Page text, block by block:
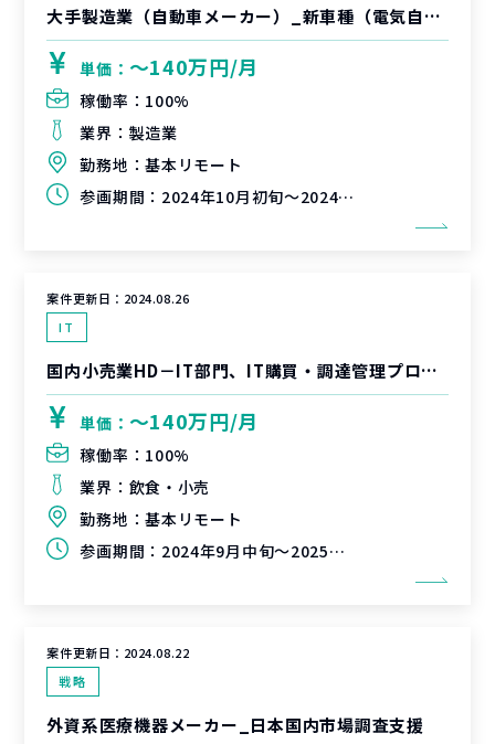
大手製造業（自動車メーカー）_新車種（電気自動車）生産プロジェクト
単価： 〜140万円/月
稼働率： 100%
業界： 製造業
勤務地：基本リモート
参画期間： 2024年10月初旬～2024年12月末（延長可能性有）
案件更新日： 2024.08.26
IT
国内小売業HD－IT部門、IT購買・調達管理プロセス改善支援
単価： 〜140万円/月
稼働率： 100%
業界： 飲食・小売
勤務地：基本リモート
参画期間： 2024年9月中旬～2025年2月末（延長可能性有）
案件更新日： 2024.08.22
戦略
外資系医療機器メーカー_日本国内市場調査支援